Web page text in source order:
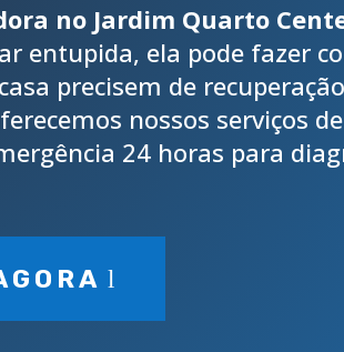
no Jardim Quarto
entupida, ela pode fazer
precisem de
nossos serviços de
24 horas para